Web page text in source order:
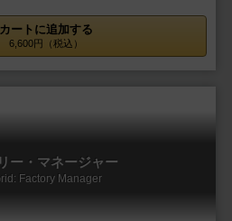
カートに追加する
6,600円（税込）
ー・マネージャー
Factory Manager